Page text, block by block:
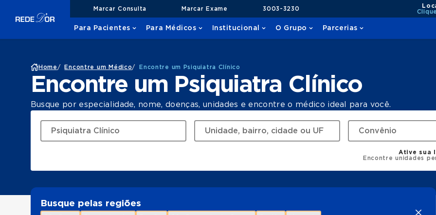
Marcar Consulta Marcar Exame 3003-3230
Para Pacientes Para Médicos Institucional O Grupo Parcerias
Home / Encontre um Médico/ Encontre um Psiquiatra Clínico
Encontre um Psiquiatra Clínico
Busque por especialidade, nome, doenças, unidades e encontre o médico ideal para você.
Ative sua
Encontre unidades
Busque pelas regiões